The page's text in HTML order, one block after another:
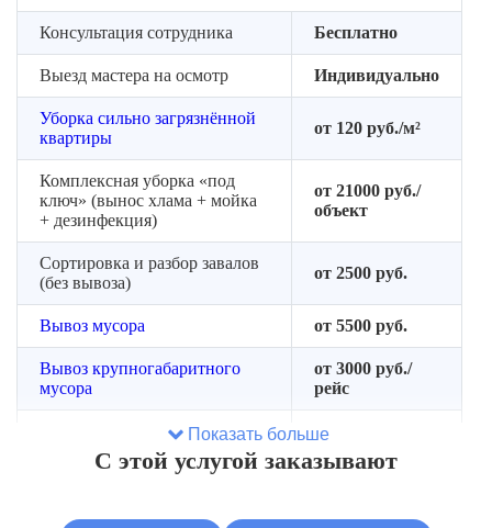
Консультация сотрудника Бесплатно
Выезд мастера на осмотр Индивидуально
Уборка сильно загрязнённой
квартиры
от 120 руб./м²
Комплексная уборка «под
ключ» (вынос хлама + мойка
+ дезинфекция)
от 21000 руб./
объект
Сортировка и разбор завалов
(без вывоза)
от 2500 руб.
Вывоз мусора от 5500 руб.
Вывоз крупногабаритного
мусора
от 3000 руб./
рейс
Демонтаж мебели и старых
покрытий
от 180 руб./м²
Показать больше
С этой услугой заказывают